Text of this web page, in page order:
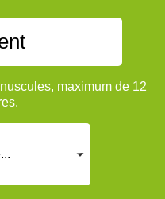
maximum de 12